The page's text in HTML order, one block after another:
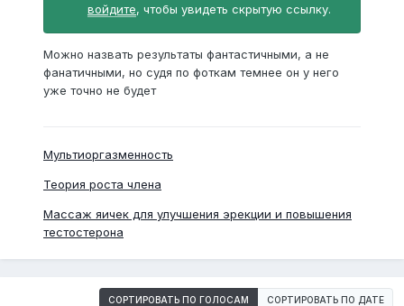
войдите, чтобы увидеть скрытую ссылку.
Можно назвать результаты фантастичными, а не
фанатичными, но судя по фоткам темнее он у него
уже точно не будет
Мультиоргазменность
Теория роста члена
Массаж яичек для улучшения эрекции и повышения
тестостерона
СОРТИРОВАТЬ ПО ГОЛОСАМ СОРТИРОВАТЬ ПО ДАТЕ